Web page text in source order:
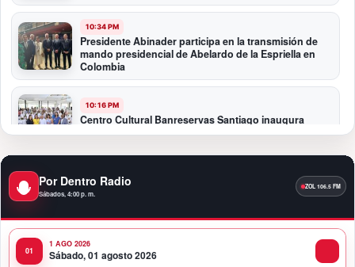
10:34 PM
Presidente Abinader participa en la transmisión de
mando presidencial de Abelardo de la Espriella en
Colombia
10:16 PM
Centro Cultural Banreservas Santiago inaugura
Primer Congreso de Artesanos de Santiago
9:04 PM
Premios a la Moda Dominicana celebró su quinta
edición en el Teatro Nacional
11:58 PM
Presidente Abinader viaja a Colombia para participar
Por Dentro Radio
Sábados, 4:00 p. m.
1 AGO 2026
Sábado, 01 agosto 2026